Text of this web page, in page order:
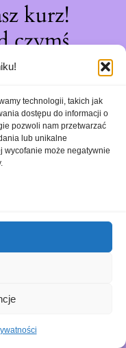
technologii, takich jak
dostępu do informacji o
pozwoli nam przetwarzać
lub unikalne
wycofanie może negatywnie
kurz!
czymś